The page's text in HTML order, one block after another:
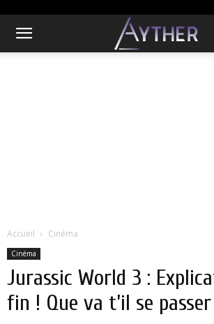
Accueil Cinéma
Cinéma
Jurassic World 3 :
fin ! Que va t’il se